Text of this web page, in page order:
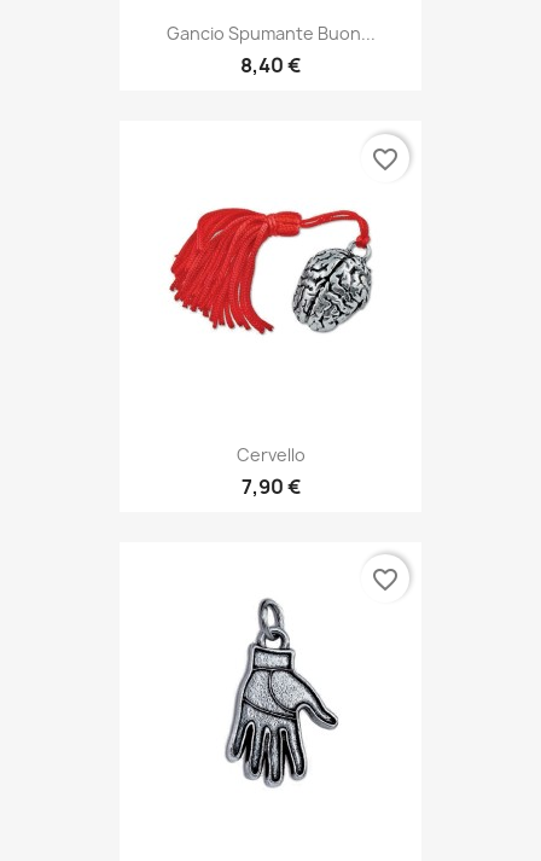
Gancio Spumante Buon...
8,40 €
Cervello
7,90 €
favorite_border
favorite_border